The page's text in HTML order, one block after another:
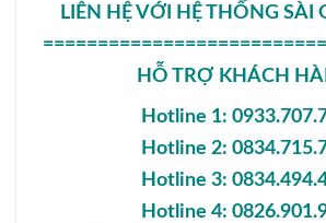
LIÊN HỆ VỚI HỆ THỐNG SÀI
HỖ TRỢ KHÁCH
Hotline 1:
Hotline 2:
Hotline 3:
Hotline 4: